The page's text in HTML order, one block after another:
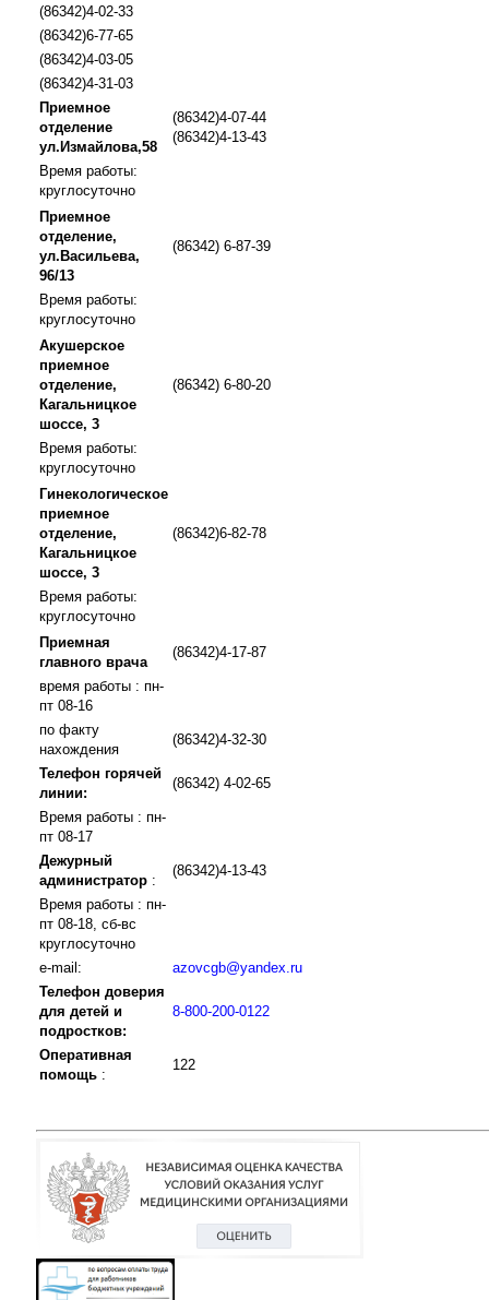
(86342)4-02-33
(86342)6-77-65
(86342)4-03-05
(86342)4-31-03
Приемное
отделение
ул.Измайлова,58
(86342)4-07-44
(86342)4-13-43
Время работы:
круглосуточно
Приемное
отделение,
ул.Васильева,
96/13
(86342) 6-87-39
Время работы:
круглосуточно
Акушерское
приемное
отделение,
Кагальницкое
шоссе, 3
(86342) 6-80-20
Время работы:
круглосуточно
Гинекологическое
приемное
отделение,
Кагальницкое
шоссе, 3
(86342)6-82-78
Время работы:
круглосуточно
Приемная
главного врача
(86342)4-17-87
время работы : пн-
пт 08-16
по факту
нахождения
(86342)4-32-30
Телефон горячей
линии:
(86342) 4-02-65
Время работы : пн-
пт 08-17
Дежурный
администратор :
(86342)4-13-43
Время работы : пн-
пт 08-18, сб-вс
круглосуточно
e-mail:
azovcgb@yandex.ru
Телефон доверия
для детей и
подростков:
8-800-200-0122
Оперативная
помощь :
122